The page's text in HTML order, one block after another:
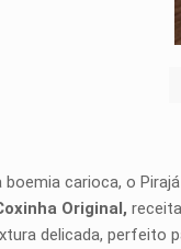
boemia carioca, o
Original,
delicada, perfeito